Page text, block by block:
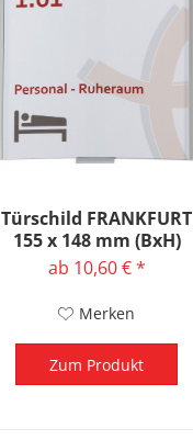
Türschild FRANKFURT
155 x 148 mm (BxH)
ab 10,60 € *
Merken
Zum Produkt